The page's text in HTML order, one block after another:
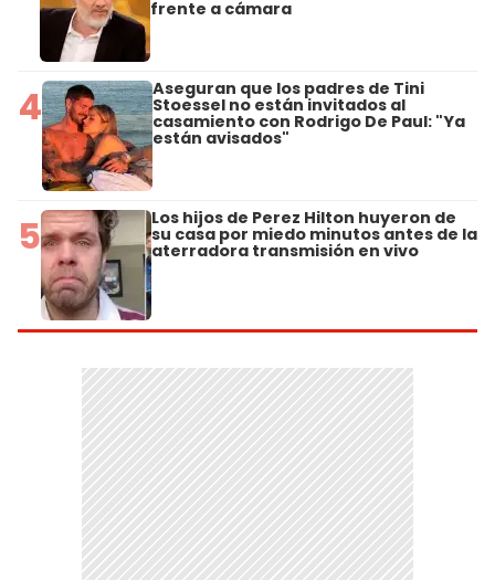
frente a cámara
4 Aseguran que los padres de Tini
Stoessel no están invitados al
casamiento con Rodrigo De Paul: "Ya
están avisados"
5 Los hijos de Perez Hilton huyeron de
su casa por miedo minutos antes de la
aterradora transmisión en vivo